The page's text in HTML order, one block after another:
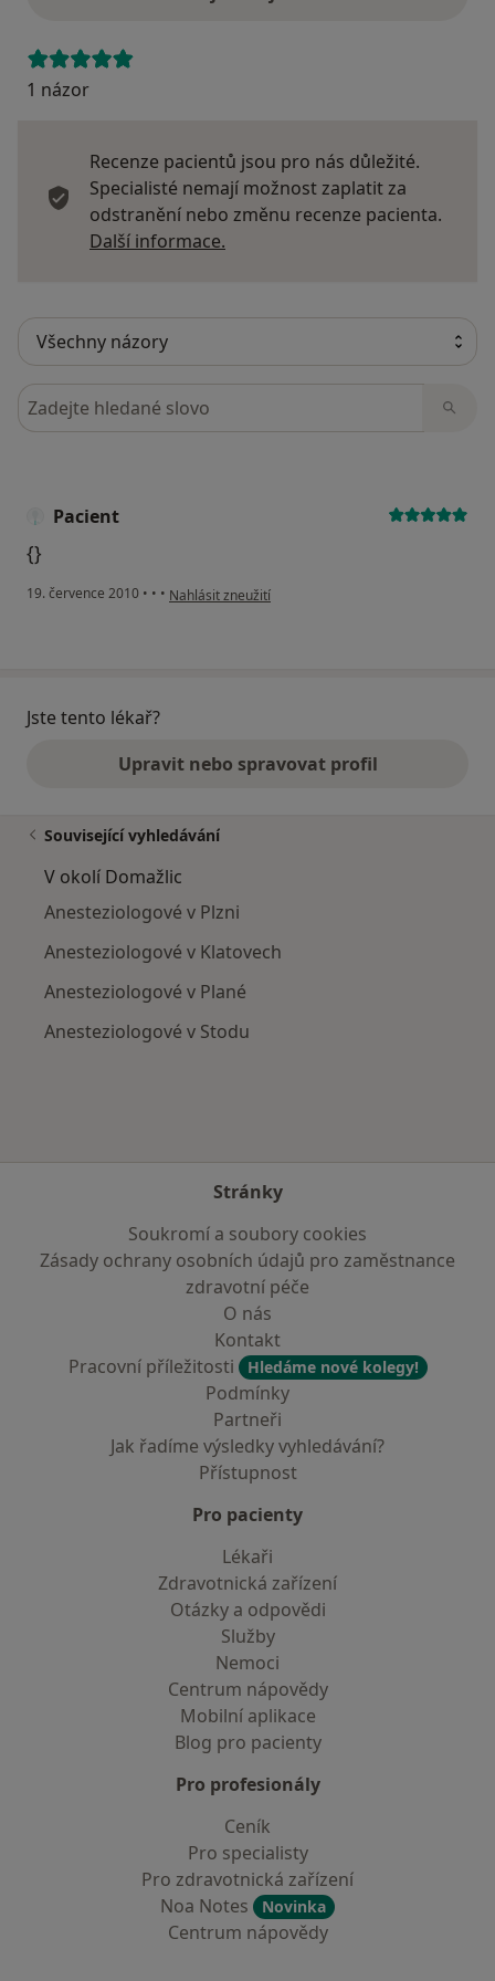
1 názor
Recenze pacientů jsou pro nás důležité.
Specialisté nemají možnost zaplatit za
odstranění nebo změnu recenze pacienta.
Další informace.
Hledejte v názorech
Pacient
{}
19. července 2010 • • • podle názoru uživatele Pacient
Nahlásit zneužití
Jste tento lékař?
Upravit nebo spravovat profil
Související vyhledávání
V okolí Domažlic
Anesteziologové v Plzni
Anesteziologové v Klatovech
Anesteziologové v Plané
Anesteziologové v Stodu
Stránky
Soukromí a soubory cookies
Zásady ochrany osobních údajů pro zaměstnance
zdravotní péče
O nás
Kontakt
Pracovní příležitosti
Hledáme nové kolegy!
Podmínky
Partneři
Jak řadíme výsledky vyhledávání?
Přístupnost
Pro pacienty
Lékaři
Zdravotnická zařízení
Otázky a odpovědi
Služby
Nemoci
Centrum nápovědy
Mobilní aplikace
Blog pro pacienty
Pro profesionály
Ceník
Pro specialisty
Pro zdravotnická zařízení
Noa Notes
Novinka
Centrum nápovědy